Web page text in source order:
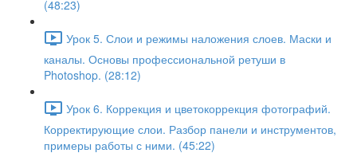
(48:23)
Урок 5. Слои и режимы наложения слоев. Маски и
каналы. Основы профессиональной ретуши в
Photoshop. (28:12)
Урок 6. Коррекция и цветокоррекция фотографий.
Корректирующие слои. Разбор панели и инструментов,
примеры работы с ними. (45:22)